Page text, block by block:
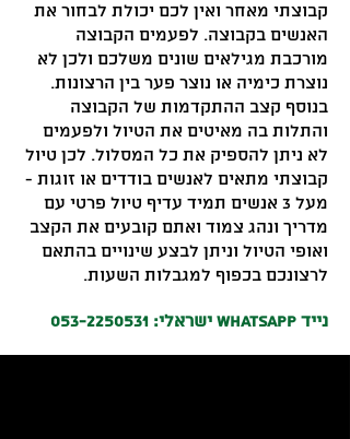
קבוצתי מאחר ואין לכם יכולת לבחור את
האנשים בקבוצה. לפעמים הקבוצה
מורכבת מגילאים שונים משלכם ולכן לא
נוצרת כימיה או נוצר פער בין הרצונות.
בנוסף קצב ההתקדמות של הקבוצה
והתלות בה מאיטים את הטיול ולפעמים
לא ניתן להספיק את כל המסלול. לכן טיול
קבוצתי מתאים לאנשים בודדים או זוגות -
מעל 3 אנשים תמיד עדיף טיול פרטי עם
מדריך ונהג צמוד ואתם קובעים את הקצב
ואופי הטיול וניתן לבצע שינויים בהתאם
לרצונכם בכפוף למגבלות השעות.
נייד WhatsApp ישראלי: 053-2250531